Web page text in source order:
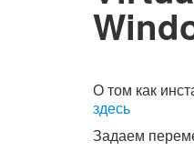
О том как
здесь
Задаем